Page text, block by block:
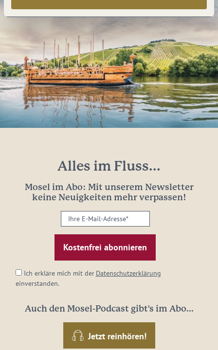
Alles im Fluss...
Mosel im Abo: Mit unserem Newsletter
keine Neuigkeiten mehr verpassen!
Ihre
E-
Mail-
Adresse:
Ich erkläre mich mit der Datenschutzerklärung
einverstanden.
Auch den Mosel-Podcast gibt's im Abo...
Jetzt reinhören!